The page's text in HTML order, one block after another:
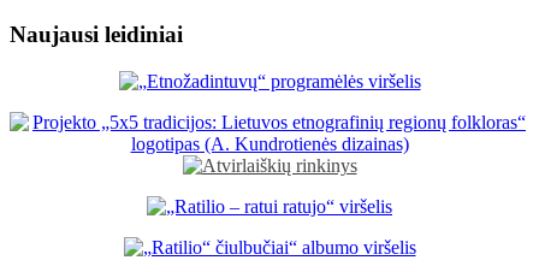
Naujausi leidiniai